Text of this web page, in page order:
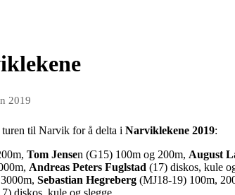
2019
til Narvik for å delta i Narviklekene 2019:
Tom Jensen (G15) 100m og 200m, August
Andreas Peters Fuglstad (17) diskos, kule
Sebastian Hegreberg (MJ18-19) 100m,
diskos, kule og slegge.